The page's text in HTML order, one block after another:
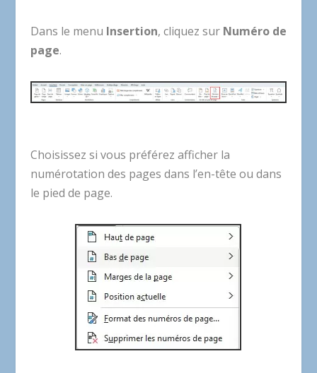
Dans le menu Insertion, cliquez sur Numéro de
page.
Choisissez si vous préférez afficher la
numérotation des pages dans l’en-tête ou dans
le pied de page.